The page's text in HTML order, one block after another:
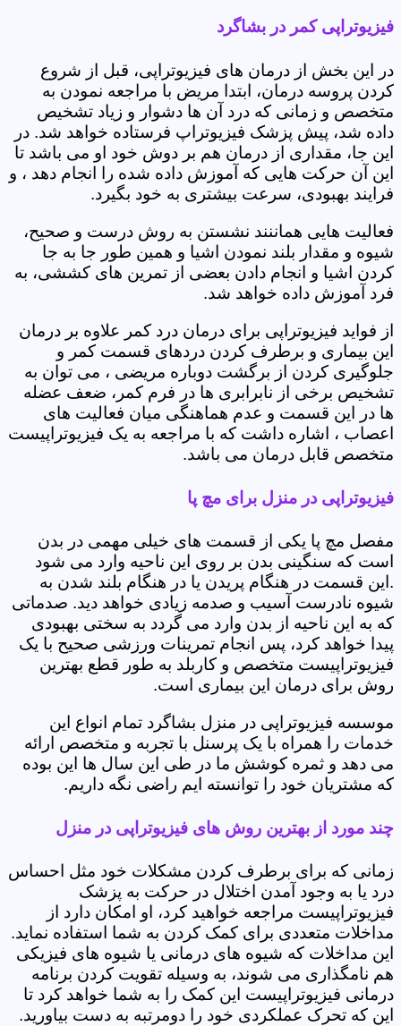
فیزیوتراپی کمر در بشاگرد
در این بخش از درمان های فیزیوتراپی، قبل از شروع
کردن پروسه درمان، ابتدا مریض با مراجعه نمودن به
متخصص و زمانی که درد آن ها دشوار و زیاد تشخیص
داده شد، پیش پزشک فیزیوتراپ فرستاده خواهد شد. در
این جا، مقداری از درمان هم بر دوش خود او می باشد تا
این آن حرکت هایی که آموزش داده شده را انجام دهد ، و
فرایند بهبودی، سرعت بیشتری به خود بگیرد.
فعالیت هایی هماننند نشستن به روش درست و صحیح،
شیوه و مقدار بلند نمودن اشیا و همین طور جا به جا
کردن اشیا و انجام دادن بعضی از تمرین های کششی، به
فرد آموزش داده خواهد شد.
از فواید فیزیوتراپی برای درمان درد کمر علاوه بر درمان
این بیماری و برطرف کردن دردهای قسمت کمر و
جلوگیری کردن از برگشت دوباره مریضی ، می توان به
تشخیص برخی از نابرابری ها در فرم کمر، ضعف عضله
ها در این قسمت و عدم هماهنگی میان فعالیت های
اعصاب ، اشاره داشت که با مراجعه به یک فیزیوتراپیست
متخصص قابل درمان می باشد.
فیزیوتراپی در منزل برای مچ پا
مفصل مچ پا یکی از قسمت های خیلی مهمی در بدن
است که سنگینی بدن بر روی این ناحیه وارد می شود
.این قسمت در هنگام پریدن یا در هنگام بلند شدن به
شیوه نادرست آسیب و صدمه زیادی خواهد دید. صدماتی
که به این ناحیه از بدن وارد می گردد به سختی بهبودی
پیدا خواهد کرد، پس انجام تمرینات ورزشی صحیح با یک
فیزیوتراپیست متخصص و کاربلد به طور قطع بهترین
روش برای درمان این بیماری است.
موسسه فیزیوتراپی در منزل بشاگرد تمام انواع این
خدمات را همراه با یک پرسنل با تجربه و متخصص ارائه
می دهد و ثمره کوشش ما در طی این سال ها این بوده
که مشتریان خود را توانسته ایم راضی نگه داریم.
چند مورد از بهترین روش های فیزیوتراپی در منزل
زمانی که برای برطرف کردن مشکلات خود مثل احساس
درد یا به وجود آمدن اختلال در حرکت به پزشک
فیزیوتراپیست مراجعه خواهید کرد، او امکان دارد از
مداخلات متعددی برای کمک کردن به شما استفاده نماید.
این مداخلات که شیوه های درمانی یا شیوه های فیزیکی
هم نامگذاری می شوند، به وسیله تقویت کردن برنامه
درمانی فیزیوتراپیست این کمک را به شما خواهد کرد تا
این که تحرک عملکردی خود را دومرتبه به دست بیاورید.